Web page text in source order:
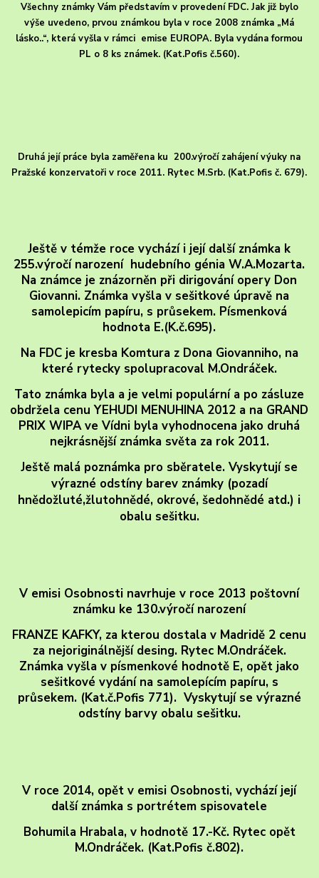
Všechny známky Vám představím v provedení FDC. Jak již bylo
výše uvedeno, prvou známkou byla v roce 2008 známka „Má
lásko..“, která vyšla v rámci emise EUROPA. Byla vydána formou
PL o 8 ks známek. (Kat.Pofis č.560).
Druhá její práce byla zaměřena ku 200.výročí zahájení výuky na
Pražské konzervatoři v roce 2011. Rytec M.Srb. (Kat.Pofis č. 679).
Ještě v témže roce vychází i její další známka k
255.výročí narození hudebního génia W.A.Mozarta.
Na známce je znázorněn při dirigování opery Don
Giovanni. Známka vyšla v sešitkové úpravě na
samolepicím papíru, s průsekem. Písmenková
hodnota E.(K.č.695).
Na FDC je kresba Komtura z Dona Giovanniho, na
které rytecky spolupracoval M.Ondráček.
Tato známka byla a je velmi populární a po zásluze
obdržela cenu YEHUDI MENUHINA 2012 a na GRAND
PRIX WIPA ve Vídni byla vyhodnocena jako druhá
nejkrásnější známka světa za rok 2011.
Ještě malá poznámka pro sběratele. Vyskytují se
výrazné odstíny barev známky (pozadí
hnědožluté,žlutohnědé, okrové, šedohnědé atd.) i
obalu sešitku.
V emisi Osobnosti navrhuje v roce 2013 poštovní
známku ke 130.výročí narození
FRANZE KAFKY, za kterou dostala v Madridě 2 cenu
za nejoriginálnější desing. Rytec M.Ondráček.
Známka vyšla v písmenkové hodnotě E, opět jako
sešitkové vydání na samolepícím papíru, s
průsekem. (Kat.č.Pofis 771). Vyskytují se výrazné
odstíny barvy obalu sešitku.
V roce 2014, opět v emisi Osobnosti, vychází její
další známka s portrétem spisovatele
Bohumila Hrabala, v hodnotě 17.-Kč. Rytec opět
M.Ondráček. (Kat.Pofis č.802).